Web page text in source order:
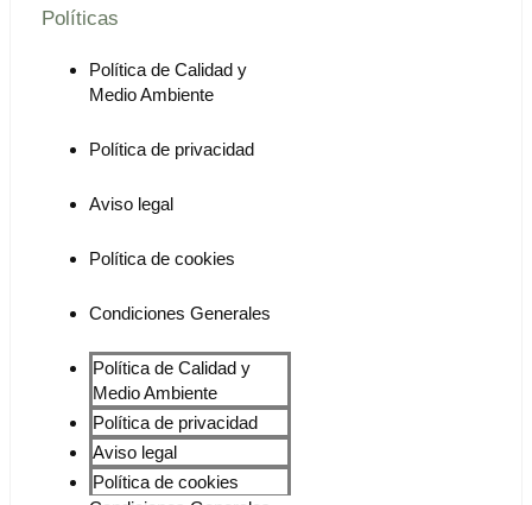
Políticas
Política de Calidad y
Medio Ambiente
Política de privacidad
Aviso legal
Política de cookies
Condiciones Generales
Política de Calidad y
Medio Ambiente
Política de privacidad
Aviso legal
Política de cookies